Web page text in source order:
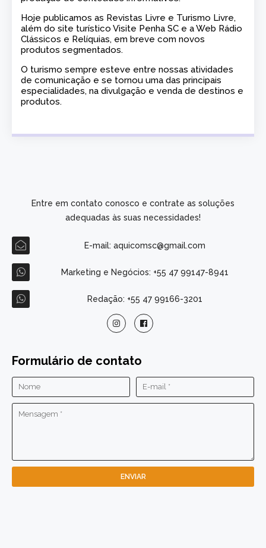
Hoje publicamos as Revistas Livre e Turismo Livre,
além do site turístico Visite Penha SC e a Web Rádio
Clássicos e Relíquias, em breve com novos
produtos segmentados.
O turismo sempre esteve entre nossas atividades
de comunicação e se tornou uma das principais
especialidades, na divulgação e venda de destinos e
produtos.
Entre em contato conosco e contrate as soluções
adequadas às suas necessidades!
E-mail: aquicomsc@gmail.com
Marketing e Negócios: +55 47 99147-8941
Redação: +55 47 99166-3201
Formulário de contato